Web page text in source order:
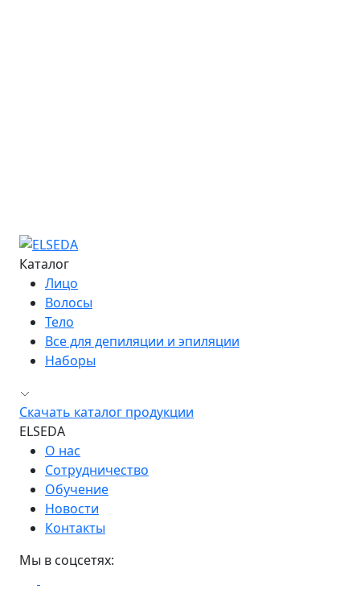
Каталог
Лицо
Волосы
Тело
Все для депиляции и эпиляции
Наборы
Скачать каталог продукции
ELSEDA
О нас
Сотрудничество
Обучение
Новости
Контакты
Мы в соцсетях: